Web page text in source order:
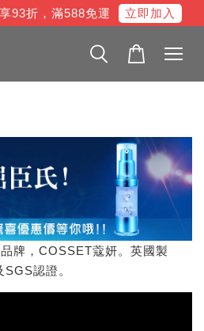
93折，滿588免運 立即加入
牌，COSSET蔻妍。英國製
認證。